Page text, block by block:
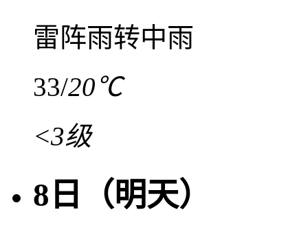
雷阵雨转中雨
33/20℃
<3级
8日（明天）